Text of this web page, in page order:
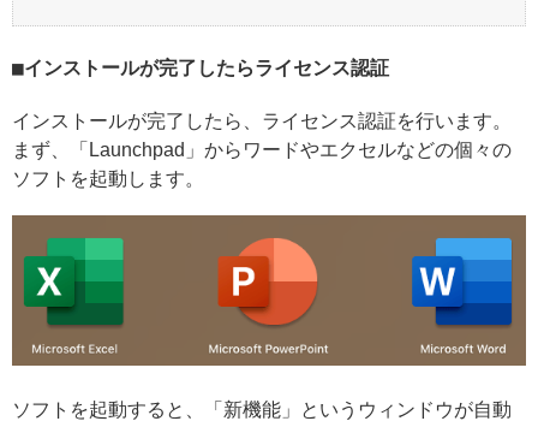
インストールが完了したらライセンス認証
インストールが完了したら、ライセンス認証を行います。
まず、「Launchpad」からワードやエクセルなどの個々の
ソフトを起動します。
ソフトを起動すると、「新機能」というウィンドウが自動